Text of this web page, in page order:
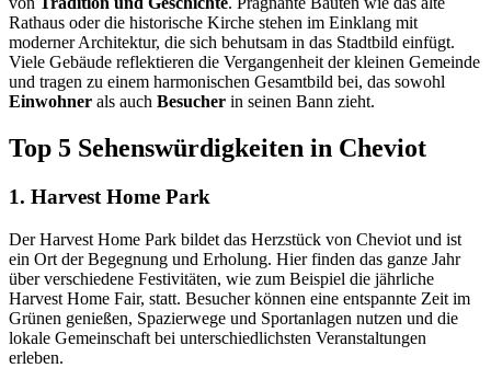
Rathaus oder die historische Kirche stehen im Einklang mit
moderner Architektur, die sich behutsam in das Stadtbild einfügt.
Viele Gebäude reflektieren die Vergangenheit der kleinen Gemeinde
und tragen zu einem harmonischen Gesamtbild bei, das sowohl
Einwohner als auch Besucher in seinen Bann zieht.
Top 5 Sehenswürdigkeiten in Cheviot
1. Harvest Home Park
Der Harvest Home Park bildet das Herzstück von Cheviot und ist
ein Ort der Begegnung und Erholung. Hier finden das ganze Jahr
über verschiedene Festivitäten, wie zum Beispiel die jährliche
Harvest Home Fair, statt. Besucher können eine entspannte Zeit im
Grünen genießen, Spazierwege und Sportanlagen nutzen und die
lokale Gemeinschaft bei unterschiedlichsten Veranstaltungen
erleben.